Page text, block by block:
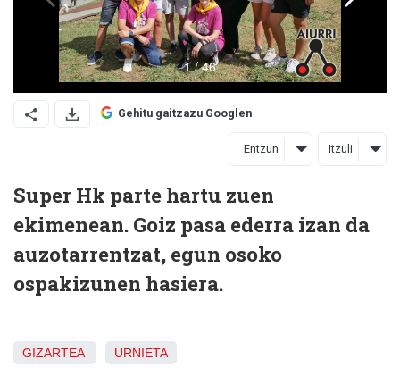
Gehitu gaitzazu Googlen
Entzun Itzuli
Super Hk parte hartu zuen
ekimenean. Goiz pasa ederra izan da
auzotarrentzat, egun osoko
ospakizunen hasiera.
GIZARTEA URNIETA